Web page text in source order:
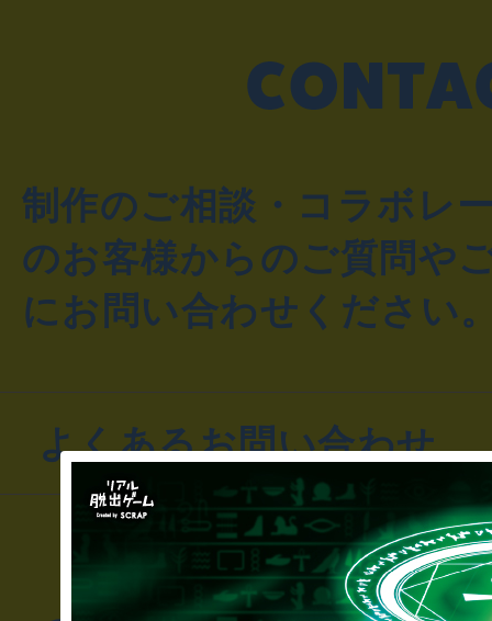
制作のご相談・コラボレ
のお客様からのご質問や
にお問い合わせください
よくあるお問い合わせ
▼一般のお客様